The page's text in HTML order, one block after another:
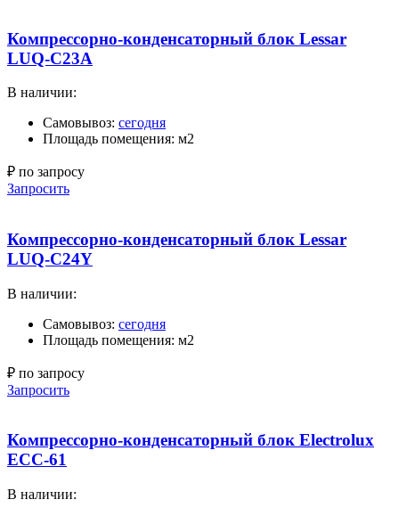
Компрессорно-конденсаторный блок Lessar
LUQ-C23A
В наличии:
Самовывоз: сегодня
Площадь помещения: м2
₽ по запросу
Запросить
Компрессорно-конденсаторный блок Lessar
LUQ-C24Y
В наличии:
Самовывоз: сегодня
Площадь помещения: м2
₽ по запросу
Запросить
Компрессорно-конденсаторный блок Electrolux
ECC-61
В наличии: